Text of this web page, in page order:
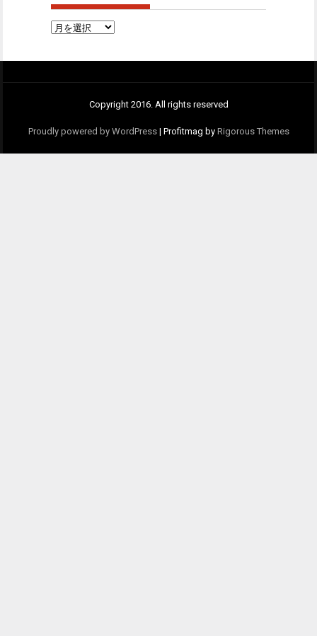
月
Copyright 2016. All rights reserved
Proudly powered by WordPress | Profitmag by Rigorous Themes